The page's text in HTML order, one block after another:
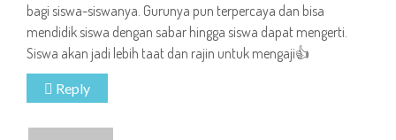
bagi siswa-siswanya. Gurunya pun terpercaya dan bisa
mendidik siswa dengan sabar hingga siswa dapat mengerti.
Siswa akan jadi lebih taat dan rajin untuk mengaji👍
Reply